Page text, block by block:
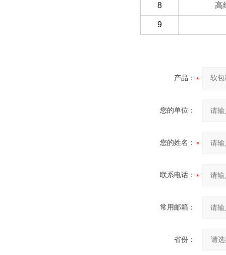
8 高
9
产品：
您的单位：
您的姓名：
联系电话：
常用邮箱：
省份：